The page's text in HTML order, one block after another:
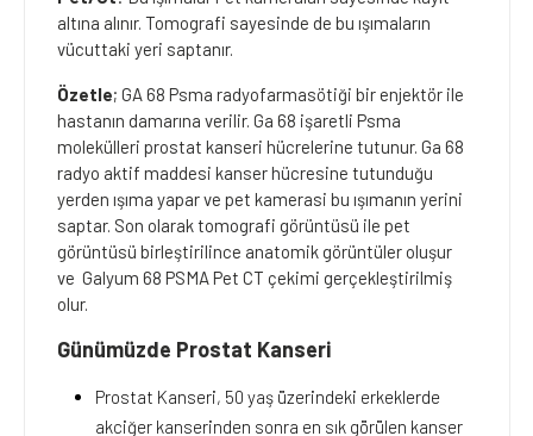
altına alınır. Tomografi sayesinde de bu ışımaların
vücuttaki yeri saptanır.
Özetle; GA 68 Psma radyofarmasötiği bir enjektör ile
hastanın damarına verilir. Ga 68 işaretli Psma
molekülleri prostat kanseri hücrelerine tutunur. Ga 68
radyo aktif maddesi kanser hücresine tutunduğu
yerden ışıma yapar ve pet kamerasi bu ışımanın yerini
saptar. Son olarak tomografi görüntüsü ile pet
görüntüsü birleştirilince anatomik görüntüler oluşur
ve Galyum 68 PSMA Pet CT çekimi gerçekleştirilmiş
olur.
Günümüzde Prostat Kanseri
Prostat Kanseri, 50 yaş üzerindeki erkeklerde
akciğer kanserinden sonra en sık görülen kanser